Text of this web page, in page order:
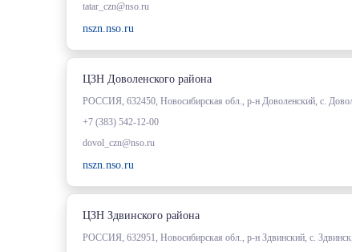
tatar_czn@nso.ru
nszn.nso.ru
ЦЗН Доволенского района
РОССИЯ, 632450, Новосибирская обл., р-н Доволенский, с.
+7 (383) 542-12-00
dovol_czn@nso.ru
nszn.nso.ru
ЦЗН Здвинского района
РОССИЯ, 632951, Новосибирская обл., р-н Здвинский, с.